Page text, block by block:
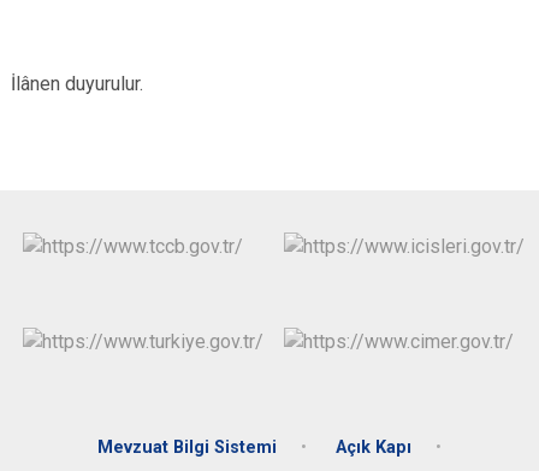
İlânen duyurulur.
Mevzuat Bilgi Sistemi Açık Kapı